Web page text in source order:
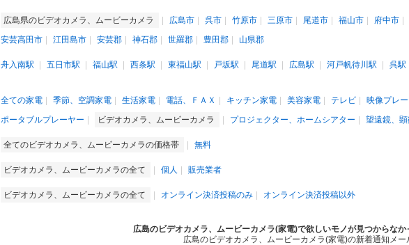
広島県のビデオカメラ、ムービーカメラ 広島市 呉市 竹原市 三原市 尾道市 福山市 府中市
安芸高田市
江田島市 安芸郡 神石郡 世羅郡 豊田郡 山県郡
舟入南駅 五日市駅 福山駅 西条駅 東福山駅 戸坂駅 尾道駅 広島駅 河戸帆待川駅
呉駅
全ての家電 季節、空調家電 生活家電 電話、ＦＡＸ キッチン家電 美容家電 テレビ 映像プレ
ポータブルプレーヤー
ビデオカメラ、ムービーカメラ プロジェクター、ホームシアター 望遠鏡、
全てのビデオカメラ、ムービーカメラの価格帯 無料
ビデオカメラ、ムービーカメラの全て 個人 販売業者
ビデオカメラ、ムービーカメラの全て オンライン決済投稿のみ オンライン決済投稿以外
広島のビデオカメラ、ムービーカメラ(家電)で欲しいモノが見つからなか
広島のビデオカメラ、ムービーカメラ(家電)の新着通知メー